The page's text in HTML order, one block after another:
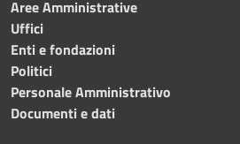
Aree Amministrative
Uffici
Enti e fondazioni
Politici
Personale Amministrativo
Documenti e dati